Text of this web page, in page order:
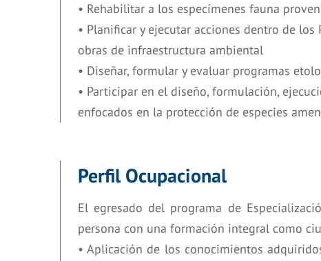
• Rehabilitar a los especímenes fauna
• Planificar y ejecutar acciones dentro de
obras de infraestructura ambiental
• Diseñar, formular y evaluar programas
• Participar en el diseño, formulación,
enfocados en la protección de especies
Perfil Ocupacional
El egresado del programa de
persona con una formación integral como
• Aplicación de los conocimientos